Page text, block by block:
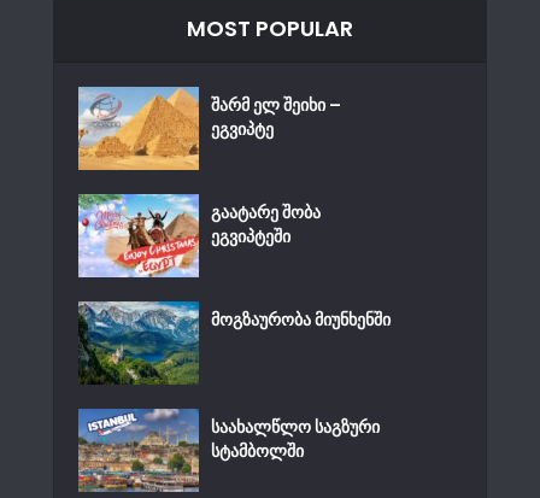
MOST POPULAR
შარმ ელ შეიხი –
ეგვიპტე
გაატარე შობა
ეგვიპტეში
მოგზაურობა მიუნხენში
საახალწლო საგზური
სტამბოლში